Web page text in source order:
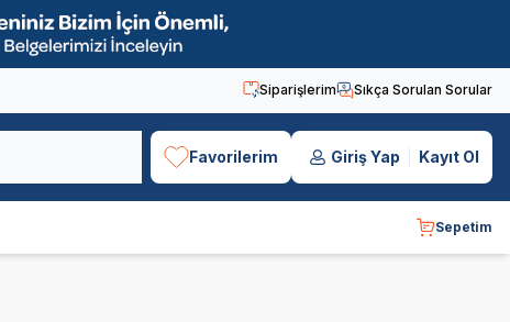
Siparişlerim Sıkça Sorulan Sorular
Favorilerim Giriş Yap Kayıt Ol
Sepetim